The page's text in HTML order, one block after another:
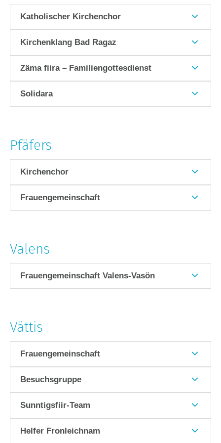
Katholischer Kirchenchor
Kirchenklang Bad Ragaz
Zäma fiira – Familiengottesdienst
Solidara
Pfäfers
Kirchenchor
Frauengemeinschaft
Valens
Frauengemeinschaft Valens-Vasön
Vättis
Frauengemeinschaft
Besuchsgruppe
Sunntigsfiir-Team
Helfer Fronleichnam